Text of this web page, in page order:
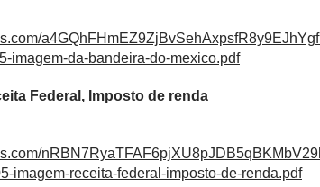
imagem-da-bandeira-do-mexico.pdf
Federal, Imposto de renda
imagem-receita-federal-imposto-de-renda.pdf